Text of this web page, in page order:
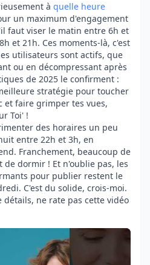
à quelle heure
un maximum d'engagement
faut viser le matin entre 6h et
et 21h. Ces moments-là, c'est
utilisateurs sont actifs, que
ou en décompressant après
de 2025 le confirment :
stratégie pour toucher
et faire grimper tes vues,
Toi' !
des horaires un peu
entre 22h et 3h, en
Franchement, beaucoup de
de dormir ! Et n'oublie pas, les
pour publier restent le
C'est du solide, crois-moi.
détails, ne rate pas cette vidéo